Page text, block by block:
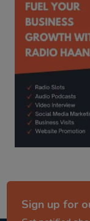
Sign up for